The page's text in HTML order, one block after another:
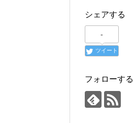
シェアする
-
ツイート
フォローする